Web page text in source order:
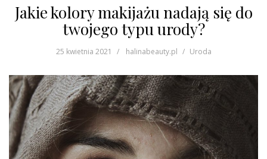
Jakie kolory makijażu nadają się do
twojego typu urody?
25 kwietnia 2021 halinabeauty.pl Uroda